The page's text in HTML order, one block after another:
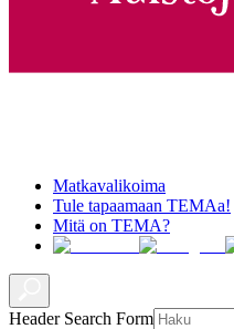
Matkavalikoima
Tule tapaamaan TEMAa!
Mitä on TEMA?
Header Search Form